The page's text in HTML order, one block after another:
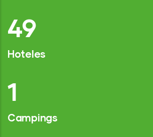
74
Hoteles
2
Campings